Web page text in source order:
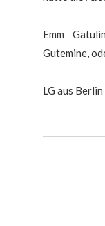
Emm
Gutemine,
LG aus Berlin